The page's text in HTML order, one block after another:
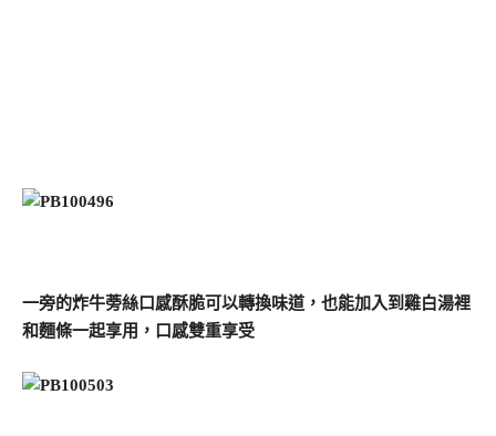
一旁的炸牛蒡絲口感酥脆可以轉換味道，也能加入到雞白湯裡
和麵條一起享用，口感雙重享受